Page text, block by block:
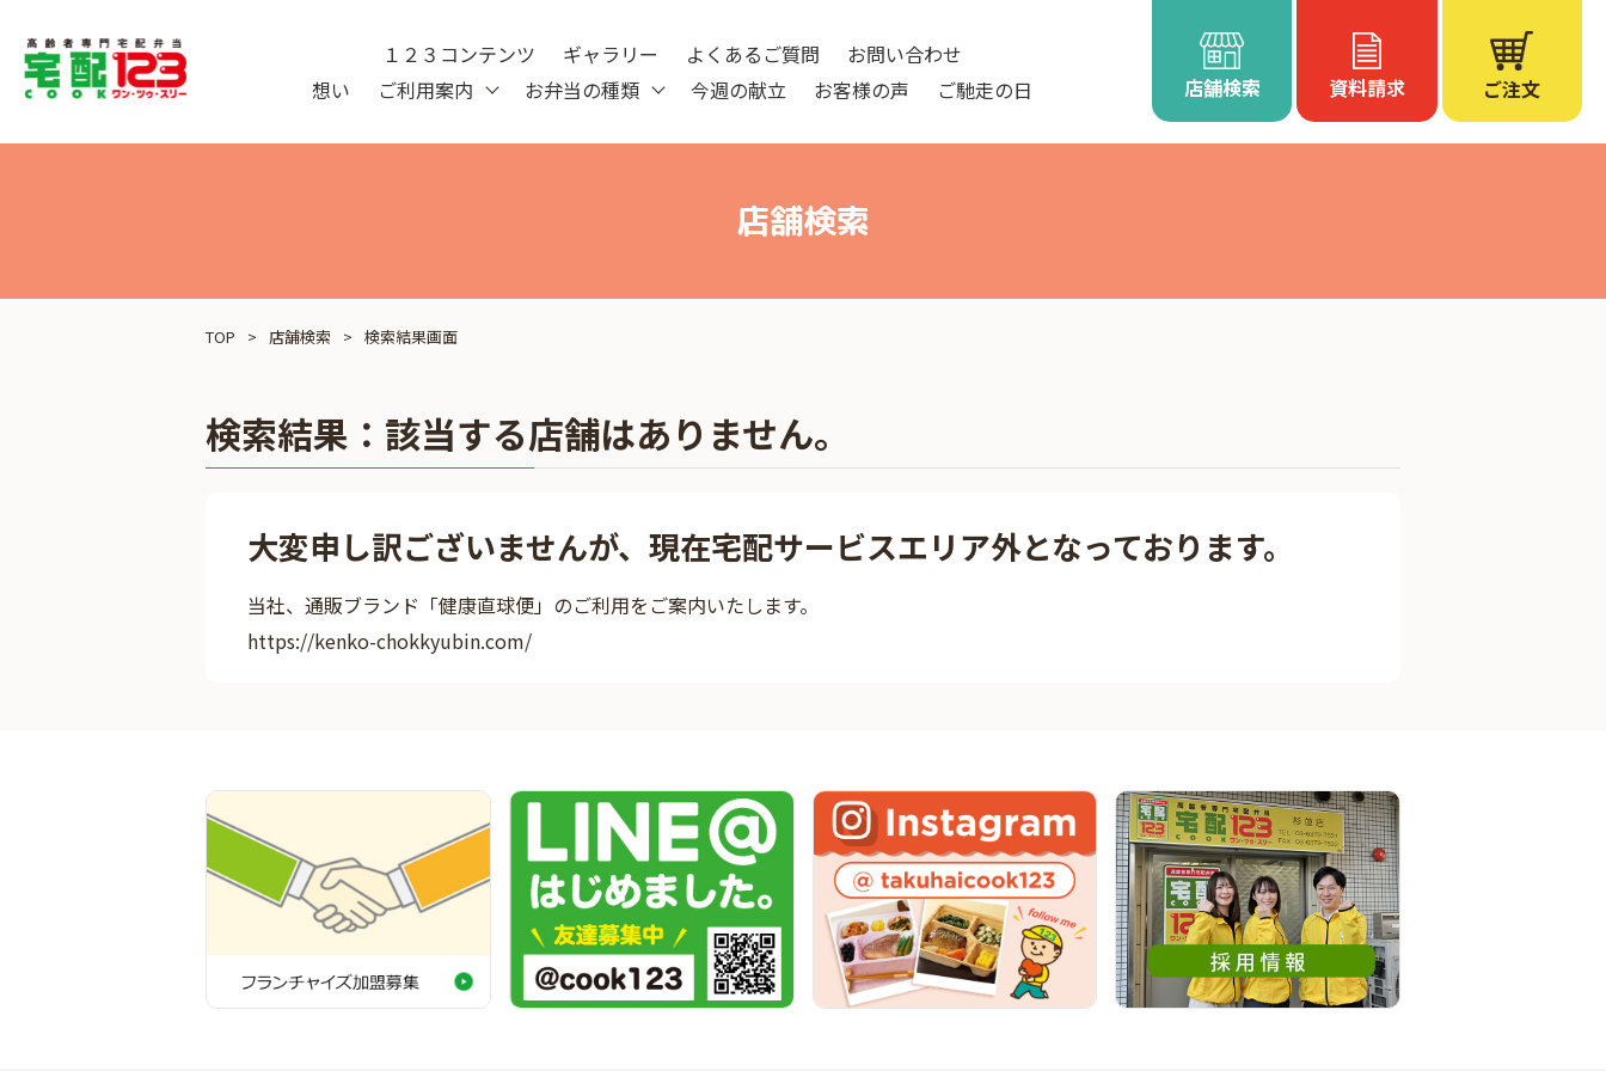
想い ご利用案内 お弁当の種類 今週の献立 お客様の声 ご馳走の日
１２３コンテンツ ギャラリー よくあるご質問
お問い合わせ
店舗検索
資料請求 ご注文
店舗検索
TOP 店舗検索 検索結果画面
検索結果： 該当する店舗はありません。
大変申し訳ございませんが、現在宅配サービスエリア外となっております。
当社、通販ブランド「健康直球便」のご利用をご案内いたします。
https://kenko-chokkyubin.com/